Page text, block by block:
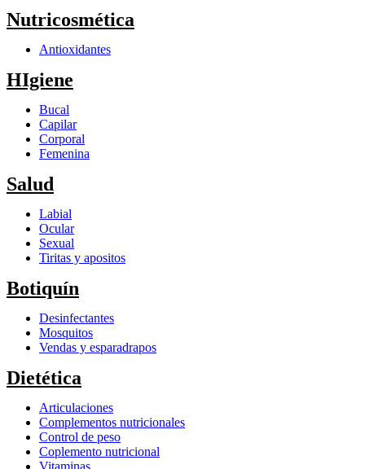
Nutricosmética
Antioxidantes
HIgiene
Bucal
Capilar
Corporal
Femenina
Salud
Labial
Ocular
Sexual
Tiritas y apositos
Botiquín
Desinfectantes
Mosquitos
Vendas y esparadrapos
Dietética
Articulaciones
Complementos nutricionales
Control de peso
Coplemento nutricional
Vitaminas